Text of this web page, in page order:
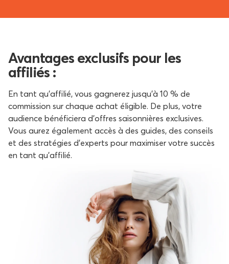
Avantages exclusifs pour les
affiliés :
En tant qu'affilié, vous gagnerez jusqu'à 10 % de
commission sur chaque achat éligible. De plus, votre
audience bénéficiera d'offres saisonnières exclusives.
Vous aurez également accès à des guides, des conseils
et des stratégies d'experts pour maximiser votre succès
en tant qu'affilié.